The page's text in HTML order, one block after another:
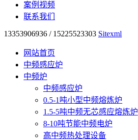
案例视频
联系我们
13353906936 / 15225523303 Sitexml
网站首页
中频感应炉
中频炉
中频感应炉
0.5-1吨小型中频熔炼炉
1.5-5吨中频无芯感应熔炼炉
8-10吨节能中频电炉
高中频热处理设备